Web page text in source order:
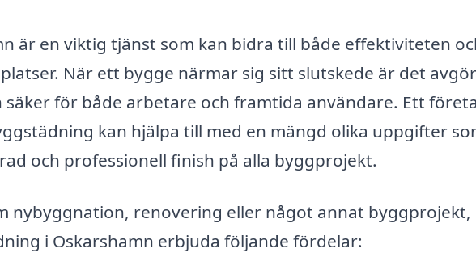
är en viktig tjänst som kan bidra till både effektiviteten
När ett bygge närmar sig sitt slutskede är det
för både arbetare och framtida användare. Ett
kan hjälpa till med en mängd olika uppgifter
och professionell finish på alla byggprojekt.
nybyggnation, renovering eller något annat byggprojekt,
i Oskarshamn erbjuda följande fördelar: